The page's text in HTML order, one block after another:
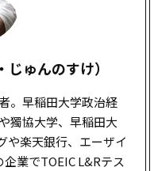
ゅんのすけ）
。早稲田大学政治経
獨協大学、早稲田大
や楽天銀行、エーザイ
業でTOEIC L&Rテス